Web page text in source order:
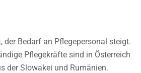
der Bedarf an Pflegepersonal steigt.
Pflegekräfte sind in Österreich
der Slowakei und Rumänien.